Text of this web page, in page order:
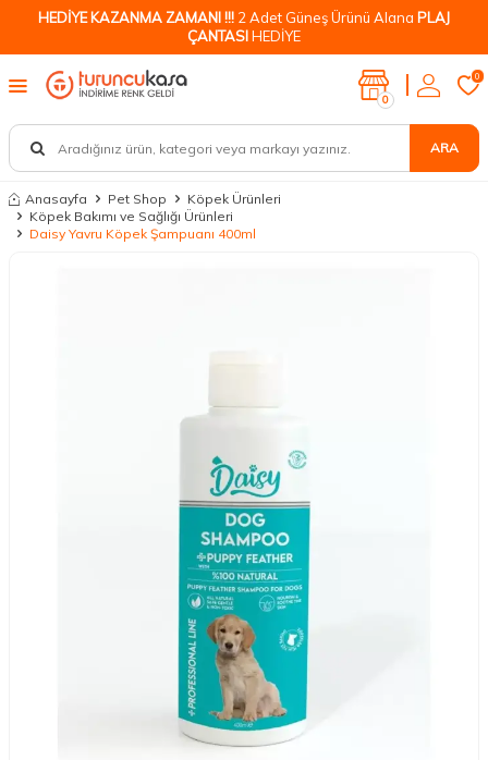
HEDİYE KAZANMA ZAMANI !!! 2 Adet Güneş Ürünü Alana PLAJ
ÇANTASIHEDİYE
ARA
0
0
Anasayfa Pet Shop
Köpek Ürünleri
Köpek Bakımı ve Sağlığı Ürünleri
Daisy Yavru Köpek Şampuanı 400ml